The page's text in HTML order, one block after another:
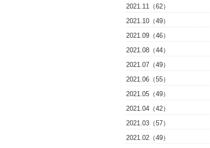
2021.11（62）
2021.10（49）
2021.09（46）
2021.08（44）
2021.07（49）
2021.06（55）
2021.05（49）
2021.04（42）
2021.03（57）
2021.02（49）